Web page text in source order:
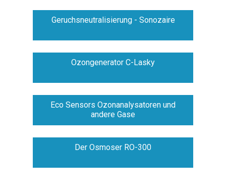
Geruchsneutralisierung - Sonozaire
Ozongenerator C-Lasky
Eco Sensors Ozonanalysatoren und
andere Gase
Der Osmoser RO-300